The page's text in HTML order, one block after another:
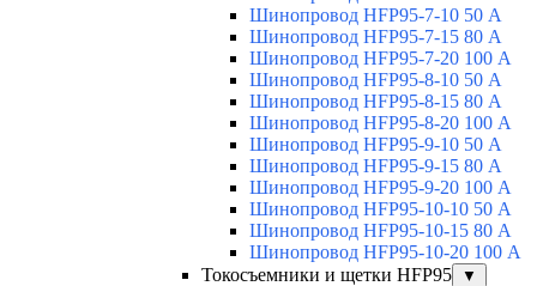
Шинопровод HFP95-7-10 50 А
Шинопровод HFP95-7-15 80 А
Шинопровод HFP95-7-20 100 А
Шинопровод HFP95-8-10 50 А
Шинопровод HFP95-8-15 80 А
Шинопровод HFP95-8-20 100 А
Шинопровод HFP95-9-10 50 А
Шинопровод HFP95-9-15 80 А
Шинопровод HFP95-9-20 100 А
Шинопровод HFP95-10-10 50 А
Шинопровод HFP95-10-15 80 А
Шинопровод HFP95-10-20 100 А
Токосъемники и щетки HFP95
▼